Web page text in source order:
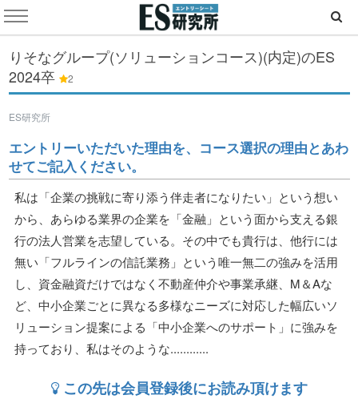
りそなグループ(ソリューションコース)(内定)のES
2024卒
2
ES研究所
エントリーいただいた理由を、コース選択の理由とあわ
せてご記入ください。
私は「企業の挑戦に寄り添う伴走者になりたい」という想い
から、あらゆる業界の企業を「金融」という面から支える銀
行の法人営業を志望している。その中でも貴行は、他行には
無い「フルラインの信託業務」という唯一無二の強みを活用
し、資金融資だけではなく不動産仲介や事業承継、M＆Aな
ど、中小企業ごとに異なる多様なニーズに対応した幅広いソ
リューション提案による「中小企業へのサポート」に強みを
持っており、私はそのような............
この先は会員登録後にお読み頂けます